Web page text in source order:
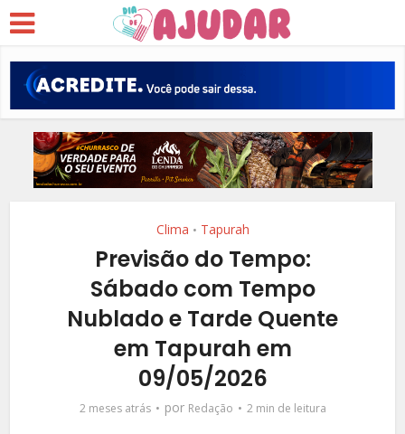
Clima • Tapurah
Previsão do Tempo:
Sábado com Tempo
Nublado e Tarde Quente
em Tapurah em
09/05/2026
2 meses atrás por Redação 2 min de leitura